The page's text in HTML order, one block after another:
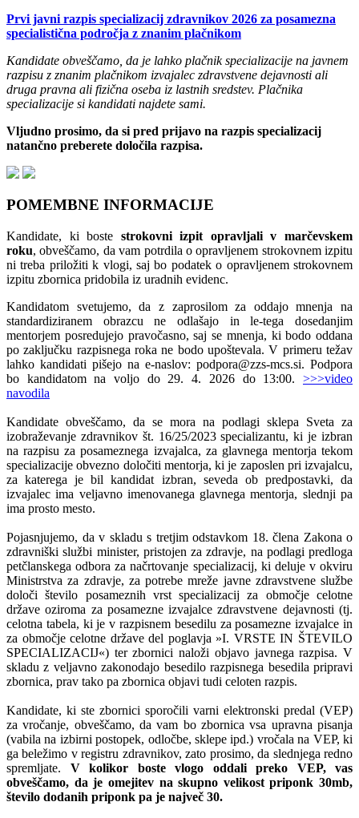
Prvi javni razpis specializacij zdravnikov 2026 za posamezna
specialistična področja z znanim plačnikom
Kandidate obveščamo, da je lahko plačnik specializacije na javnem
razpisu z znanim plačnikom izvajalec zdravstvene dejavnosti ali
druga pravna ali fizična oseba iz lastnih sredstev. Plačnika
specializacije si kandidati najdete sami.
Vljudno prosimo, da si pred prijavo na razpis specializacij
natančno preberete določila razpisa.
POMEMBNE INFORMACIJE
Kandidate, ki boste strokovni izpit opravljali v marčevskem
roku, obveščamo, da vam potrdila o opravljenem strokovnem izpitu
ni treba priložiti k vlogi, saj bo podatek o opravljenem strokovnem
izpitu zbornica pridobila iz uradnih evidenc.
Kandidatom svetujemo, da z zaprosilom za oddajo mnenja na
standardiziranem obrazcu ne odlašajo in le-tega dosedanjim
mentorjem posredujejo pravočasno, saj se mnenja, ki bodo oddana
po zaključku razpisnega roka ne bodo upoštevala. V primeru težav
lahko kandidati pišejo na e-naslov: podpora@zzs-mcs.si. Podpora
bo kandidatom na voljo do 29. 4. 2026 do 13:00. >>>video
navodila
Kandidate obveščamo, da se mora na podlagi sklepa Sveta za
izobraževanje zdravnikov št. 16/25/2023 specializantu, ki je izbran
na razpisu za posameznega izvajalca, za glavnega mentorja tekom
specializacije obvezno določiti mentorja, ki je zaposlen pri izvajalcu,
za katerega je bil kandidat izbran, seveda ob predpostavki, da
izvajalec ima veljavno imenovanega glavnega mentorja, slednji pa
ima prosto mesto.
Pojasnjujemo, da v skladu s tretjim odstavkom 18. člena Zakona o
zdravniški službi minister, pristojen za zdravje, na podlagi predloga
petčlanskega odbora za načrtovanje specializacij, ki deluje v okviru
Ministrstva za zdravje, za potrebe mreže javne zdravstvene službe
določi število posameznih vrst specializacij za območje celotne
države oziroma za posamezne izvajalce zdravstvene dejavnosti (tj.
celotna tabela, ki je v razpisnem besedilu za posamezne izvajalce in
za območje celotne države del poglavja »I. VRSTE IN ŠTEVILO
SPECIALIZACIJ«) ter zbornici naloži objavo javnega razpisa. V
skladu z veljavno zakonodajo besedilo razpisnega besedila pripravi
zbornica, prav tako pa zbornica objavi tudi celoten razpis.
Kandidate, ki ste zbornici sporočili varni elektronski predal (VEP)
za vročanje, obveščamo, da vam bo zbornica vsa upravna pisanja
(vabila na izbirni postopek, odločbe, sklepe ipd.) vročala na VEP, ki
ga beležimo v registru zdravnikov, zato prosimo, da slednjega redno
spremljate. V kolikor boste vlogo oddali preko VEP, vas
obveščamo, da je omejitev na skupno velikost priponk 30mb,
število dodanih priponk pa je največ 30.